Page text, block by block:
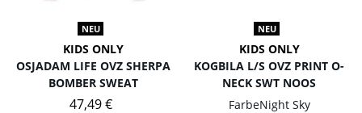
NEU
KIDS ONLY
OSJADAM LIFE OVZ SHERPA
BOMBER SWEAT
47,49 €
NEU
KIDS ONLY
KOGBILA L/S OVZ PRINT O-
NECK SWT NOOS
FarbeNight Sky